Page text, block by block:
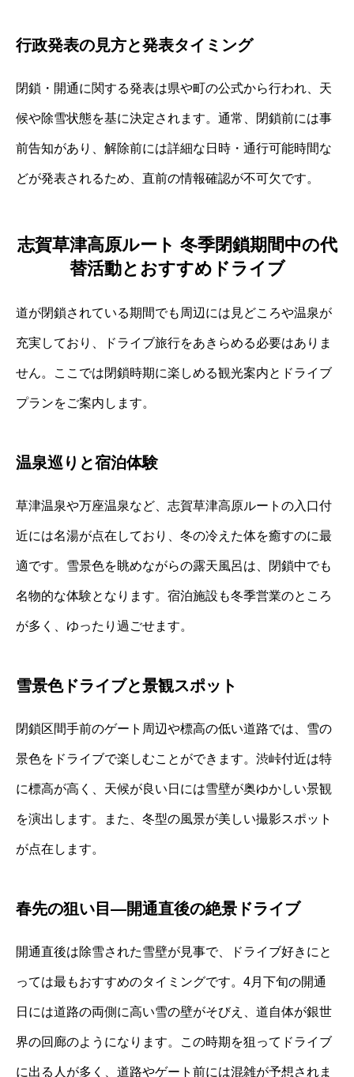
行政発表の見方と発表タイミング
閉鎖・開通に関する発表は県や町の公式から行われ、天
候や除雪状態を基に決定されます。通常、閉鎖前には事
前告知があり、解除前には詳細な日時・通行可能時間な
どが発表されるため、直前の情報確認が不可欠です。
志賀草津高原ルート 冬季閉鎖期間中の代
替活動とおすすめドライブ
道が閉鎖されている期間でも周辺には見どころや温泉が
充実しており、ドライブ旅行をあきらめる必要はありま
せん。ここでは閉鎖時期に楽しめる観光案内とドライブ
プランをご案内します。
温泉巡りと宿泊体験
草津温泉や万座温泉など、志賀草津高原ルートの入口付
近には名湯が点在しており、冬の冷えた体を癒すのに最
適です。雪景色を眺めながらの露天風呂は、閉鎖中でも
名物的な体験となります。宿泊施設も冬季営業のところ
が多く、ゆったり過ごせます。
雪景色ドライブと景観スポット
閉鎖区間手前のゲート周辺や標高の低い道路では、雪の
景色をドライブで楽しむことができます。渋峠付近は特
に標高が高く、天候が良い日には雪壁が奥ゆかしい景観
を演出します。また、冬型の風景が美しい撮影スポット
が点在します。
春先の狙い目—開通直後の絶景ドライブ
開通直後は除雪された雪壁が見事で、ドライブ好きにと
っては最もおすすめのタイミングです。4月下旬の開通
日には道路の両側に高い雪の壁がそびえ、道自体が銀世
界の回廊のようになります。この時期を狙ってドライブ
に出る人が多く、道路やゲート前には混雑が予想されま